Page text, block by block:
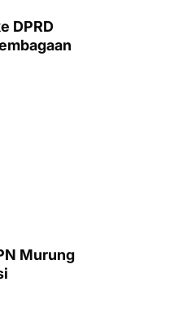
DPRD
Murung